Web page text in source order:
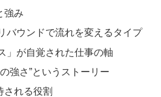
強み
バウンドで流れを変えるタイプ
」が自覚された仕事の軸
強さ”というストーリー
される役割